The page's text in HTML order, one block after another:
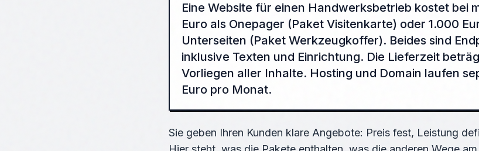
Eine Website für einen Handwerksbetrieb kostet bei
Euro als Onepager (Paket Visitenkarte) oder 1.000
Unterseiten (Paket Werkzeugkoffer). Beides sind
inklusive Texten und Einrichtung. Die Lieferzeit
Vorliegen aller Inhalte. Hosting und Domain laufen
Euro pro Monat.
Sie geben Ihren Kunden klare Angebote: Preis fest, Leistung